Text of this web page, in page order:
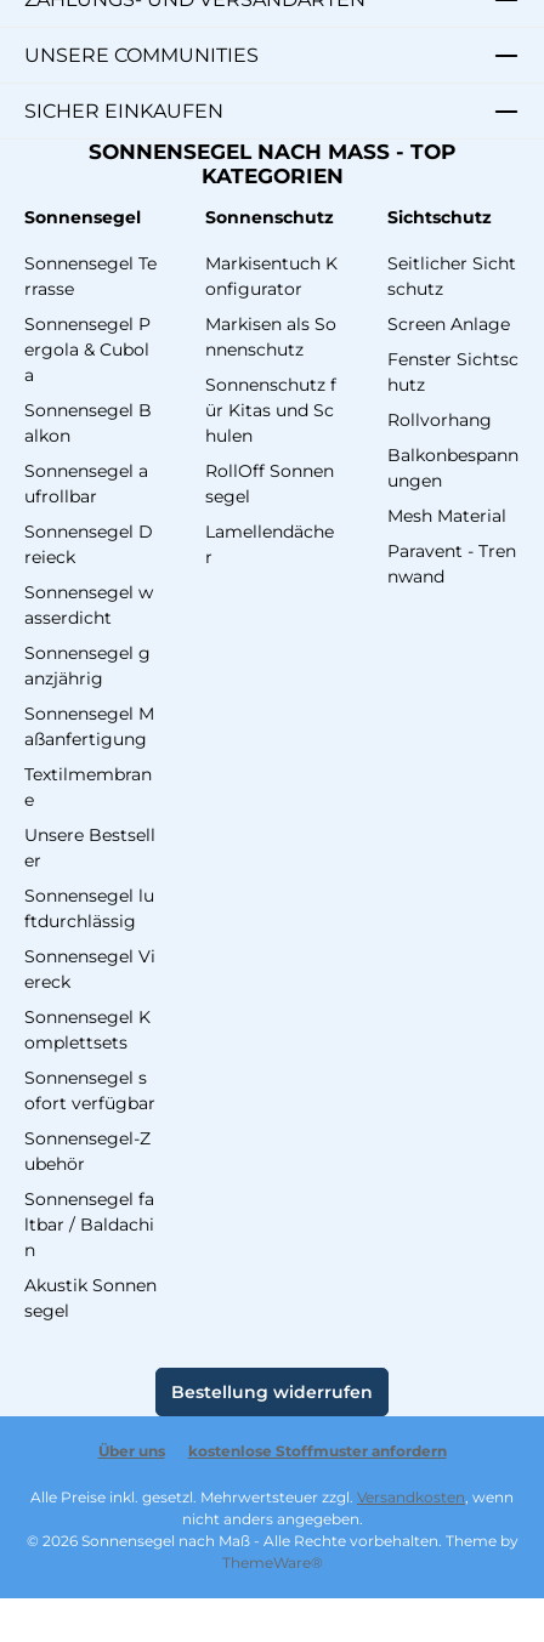
UNSERE COMMUNITIES
SICHER EINKAUFEN
SONNENSEGEL NACH MASS - TOP
KATEGORIEN
Sonnensegel
Sonnensegel Te
rrasse
Sonnensegel P
ergola & Cubol
a
Sonnensegel B
alkon
Sonnensegel a
ufrollbar
Sonnensegel D
reieck
Sonnensegel w
asserdicht
Sonnensegel g
anzjährig
Sonnensegel M
aßanfertigung
Textilmembran
e
Unsere Bestsell
er
Sonnensegel lu
ftdurchlässig
Sonnensegel Vi
ereck
Sonnensegel K
omplettsets
Sonnensegel s
ofort verfügbar
Sonnensegel-Z
ubehör
Sonnensegel fa
ltbar / Baldachi
n
Akustik Sonnen
segel
Sonnenschutz
Markisentuch K
onfigurator
Markisen als So
nnenschutz
Sonnenschutz f
ür Kitas und Sc
hulen
RollOff Sonnen
segel
Lamellendäche
r
Sichtschutz
Seitlicher Sicht
schutz
Screen Anlage
Fenster Sichtsc
hutz
Rollvorhang
Balkonbespann
ungen
Mesh Material
Paravent - Tren
nwand
Bestellung widerrufen
Über uns kostenlose Stoffmuster anfordern
Alle Preise inkl. gesetzl. Mehrwertsteuer zzgl. Versandkosten, wenn
nicht anders angegeben.
© 2026 Sonnensegel nach Maß - Alle Rechte vorbehalten. Theme by
ThemeWare®